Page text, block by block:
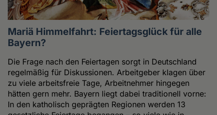
Mariä Himmelfahrt: Feiertagsglück für alle
Bayern?
Die Frage nach den Feiertagen sorgt in Deutschland
regelmäßig für Diskussionen. Arbeitgeber klagen über
zu viele arbeitsfreie Tage, Arbeitnehmer hingegen
hätten gern mehr. Bayern liegt dabei traditionell vorne:
In den katholisch geprägten Regionen werden 13